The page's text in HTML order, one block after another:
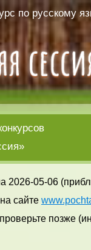
по русскому
2026-05-06
сайте
позже